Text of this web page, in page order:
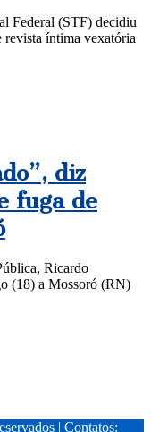
Federal (STF) decidiu
revista íntima vexatória
diz
fuga de
Ricardo
(18) a Mossoró (RN)
| Contatos: